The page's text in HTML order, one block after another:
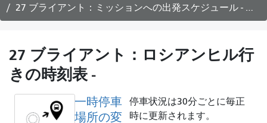
よ
う
旅
か
27 ブライアント：ミッションへの出発スケジュール - 2026年8月11日
27 ブライアント：ロシアンヒル行
きの時刻表 -
一時停車
場所の変
停車状況は30分ごとに毎正
時に更新されます。